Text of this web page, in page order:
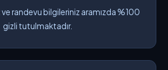
ve randevu bilgileriniz aramızda %100
gizli tutulmaktadır.